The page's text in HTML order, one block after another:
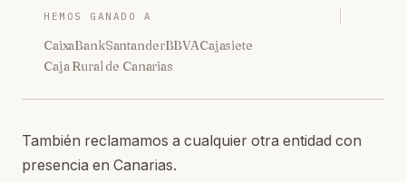
HEMOS GANADO A
CaixaBankSantanderBBVACajasiete
Caja Rural de Canarias
También reclamamos a cualquier otra entidad con
presencia en Canarias.